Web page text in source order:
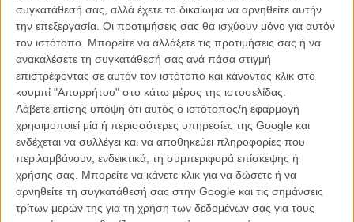
συγκατάθεσή σας, αλλά έχετε το δικαίωμα να αρνηθείτε αυτήν
την επεξεργασία. Οι προτιμήσεις σας θα ισχύουν μόνο για αυτόν
τον ιστότοπο. Μπορείτε να αλλάξετε τις προτιμήσεις σας ή να
ανακαλέσετε τη συγκατάθεσή σας ανά πάσα στιγμή
επιστρέφοντας σε αυτόν τον ιστότοπο και κάνοντας κλικ στο
κουμπί "Απορρήτου" στο κάτω μέρος της ιστοσελίδας.
Λάβετε επίσης υπόψη ότι αυτός ο ιστότοπος/η εφαρμογή
χρησιμοποιεί μία ή περισσότερες υπηρεσίες της Google και
ενδέχεται να συλλέγει και να αποθηκεύει πληροφορίες που
περιλαμβάνουν, ενδεικτικά, τη συμπεριφορά επίσκεψης ή
χρήσης σας. Μπορείτε να κάνετε κλικ για να δώσετε ή να
αρνηθείτε τη συγκατάθεσή σας στην Google και τις σημάνσεις
τρίτων μερών της για τη χρήση των δεδομένων σας για τους
συνδέει μεταφυσικά όλες τις ταινίες μου. Δεν ξέρω πάντως πού θα
καταλήξω. Αυτή είναι η μαγεία της συγγραφής. Υπάρχει μία ομορφιά
στο να μην κάνεις τα πράγματα συνειδητά. Αναδρομικά θα πω πως
τα μόνα συνδετικά στοιχεία που βρίσκω πως υπάρχουν σε κάθε
ταινία μου είναι ότι υπάρχει πάντα ένας χαρακτήρας που αγνοείται
από τους υπόλοιπους και δεν του δίνεται σημασία και ότι η χρήση
του ήχου προκαλεί αυτό που ονομάζεται asmr (autonomous
sensory meridian response).
Φαντάζομαι πως θα σας έχουν ρωτήσει άπειρες φορές για το
giallo και το αν οι ταινίες σας είναι ένα homage στις ιταλικές
ταινίες τρόμου του 60 και του 70. Αυτή είναι μια συνειδητή
επιλογή; Ποιές είναι οι επιρροές σας γενικότερα;